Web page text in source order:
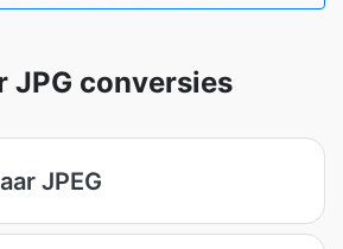
JPG conversies
JPEG